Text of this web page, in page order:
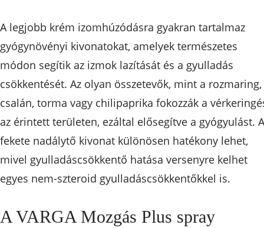
A legjobb krém izomhúzódásra gyakran tartalmaz
gyógynövényi kivonatokat, amelyek természetes
módon segítik az izmok lazítását és a gyulladás
csökkentését. Az olyan összetevők, mint a rozmaring,
csalán, torma vagy chilipaprika fokozzák a
az érintett területen, ezáltal elősegítve a gyógyulást. A
fekete nadálytő kivonat különösen hatékony lehet,
mivel gyulladáscsökkentő hatása versenyre kelhet
egyes nem-szteroid gyulladáscsökkentőkkel is.
A VARGA Mozgás Plus spray